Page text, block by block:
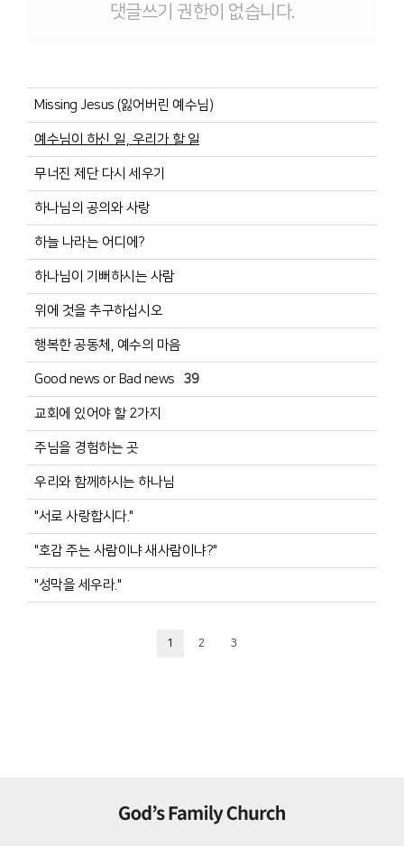
댓글쓰기 권한이 없습니다.
Missing Jesus (잃어버린 예수님)
예수님이 하신 일, 우리가 할 일
무너진 제단 다시 세우기
하나님의 공의와 사랑
하늘 나라는 어디에?
하나님이 기뻐하시는 사람
위에 것을 추구하십시오
행복한 공동체, 예수의 마음
Good news or Bad news 39
교회에 있어야 할 2가지
주님을 경험하는 곳
우리와 함께하시는 하나님
"서로 사랑합시다."
"호감 주는 사람이냐 새사람이냐?"
"성막을 세우라."
1 2 3